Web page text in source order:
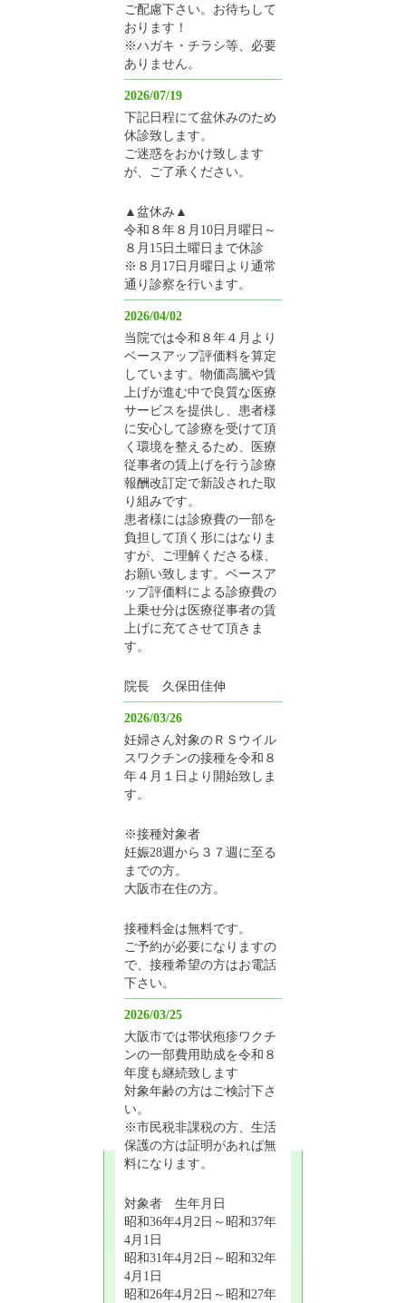
ご配慮下さい。お待ちして
おります！
※ハガキ・チラシ等、必要
ありません。
2026/07/19
下記日程にて盆休みのため
休診致します。
ご迷惑をおかけ致します
が、ご了承ください。
▲盆休み▲
令和８年８月10日月曜日～
８月15日土曜日まで休診
※８月17日月曜日より通常
通り診察を行います。
2026/04/02
当院では令和８年４月より
ベースアップ評価料を算定
しています。物価高騰や賃
上げが進む中で良質な医療
サービスを提供し、患者様
に安心して診療を受けて頂
く環境を整えるため、医療
従事者の賃上げを行う診療
報酬改訂定で新設された取
り組みです。
患者様には診療費の一部を
負担して頂く形にはなりま
すが、ご理解くださる様、
お願い致します。ベースア
ップ評価料による診療費の
上乗せ分は医療従事者の賃
上げに充てさせて頂きま
す。
院長 久保田佳伸
2026/03/26
妊婦さん対象のＲＳウイル
スワクチンの接種を令和８
年４月１日より開始致しま
す。
※接種対象者
妊娠28週から３７週に至る
までの方。
大阪市在住の方。
接種料金は無料です。
ご予約が必要になりますの
で、接種希望の方はお電話
下さい。
2026/03/25
大阪市では帯状疱疹ワクチ
ンの一部費用助成を令和８
年度も継続致します
対象年齢の方はご検討下さ
い。
※市民税非課税の方、生活
保護の方は証明があれば無
料になります。
対象者 生年月日
昭和36年4月2日～昭和37年
4月1日
昭和31年4月2日～昭和32年
4月1日
昭和26年4月2日～昭和27年